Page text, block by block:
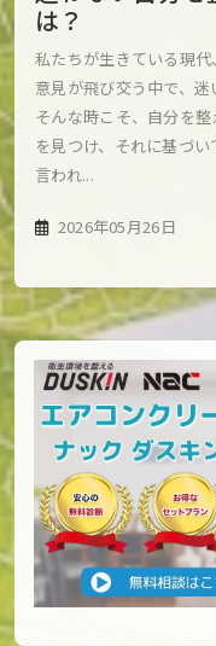
は？
私たちが生きている現
意見が飛び交う中で、迷
そんな時こそ、自分を
を見つけ、それに基づ
言われ...
2026年05月26日